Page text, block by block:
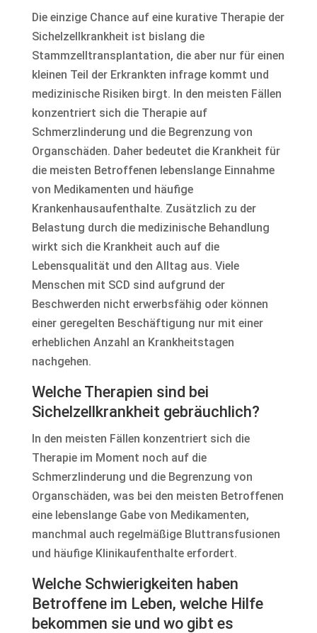
Die einzige Chance auf eine kurative Therapie der
Sichelzellkrankheit ist bislang die
Stammzelltransplantation, die aber nur für einen
kleinen Teil der Erkrankten infrage kommt und
medizinische Risiken birgt. In den meisten Fällen
konzentriert sich die Therapie auf
Schmerzlinderung und die Begrenzung von
Organschäden. Daher bedeutet die Krankheit für
die meisten Betroffenen lebenslange Einnahme
von Medikamenten und häufige
Krankenhausaufenthalte. Zusätzlich zu der
Belastung durch die medizinische Behandlung
wirkt sich die Krankheit auch auf die
Lebensqualität und den Alltag aus. Viele
Menschen mit SCD sind aufgrund der
Beschwerden nicht erwerbsfähig oder können
einer geregelten Beschäftigung nur mit einer
erheblichen Anzahl an Krankheitstagen
nachgehen.
Welche Therapien sind bei
Sichelzellkrankheit gebräuchlich?
In den meisten Fällen konzentriert sich die
Therapie im Moment noch auf die
Schmerzlinderung und die Begrenzung von
Organschäden, was bei den meisten Betroffenen
eine lebenslange Gabe von Medikamenten,
manchmal auch regelmäßige Bluttransfusionen
und häufige Klinikaufenthalte erfordert.
Welche Schwierigkeiten haben
Betroffene im Leben, welche Hilfe
bekommen sie und wo gibt es